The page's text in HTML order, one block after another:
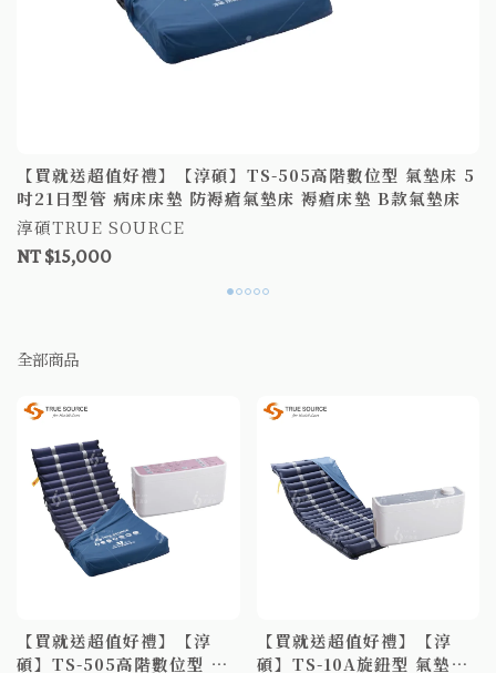
【買就送超值好禮】【淳碩】TS-505高階數位型 氣墊床 5
吋21日型管 病床床墊 防褥瘡氣墊床 褥瘡床墊 B款氣墊床
淳碩TRUE SOURCE
NT $15,000
全部商品
【買就送超值好禮】【淳
碩】TS-505高階數位型 氣
【買就送超值好禮】【淳
碩】TS-10A旋鈕型 氣墊床